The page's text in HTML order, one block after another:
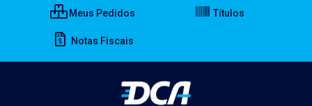
Meus Pedidos Títulos
Notas Fiscais